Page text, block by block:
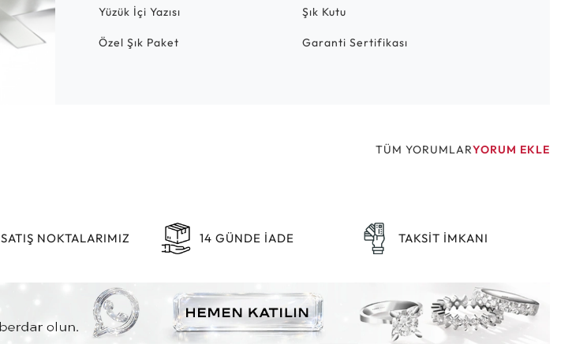
Yüzük İçi Yazısı Şık Kutu
Özel Şık Paket Garanti Sertifikası
TÜM YORUMLARYORUM EKLE
SATIŞ NOKTALARIMIZ 14 GÜNDE İADE TAKSİT İMKANI